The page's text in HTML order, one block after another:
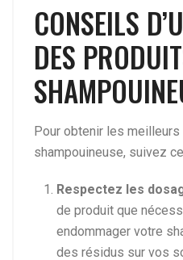
CONSEILS
DES
Pour obtenir les
shampouineuse, suivez
Respectez les
de produit que
endommager votre
des résidus sur vos